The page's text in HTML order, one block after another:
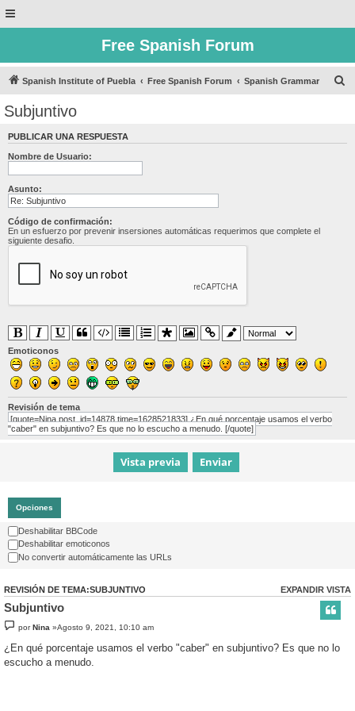
Free Spanish Forum
Spanish Institute of Puebla Free Spanish Forum Spanish Grammar
Subjuntivo
PUBLICAR UNA RESPUESTA
Nombre de Usuario:
Asunto:
Código de confirmación:
En un esfuerzo por prevenir insersiones automáticas requerimos que complete el
siguiente desafio.
Emoticonos
Revisión de tema
[quote=Nina post_id=14878 time=1628521833] ¿En qué porcentaje usamos el verbo
"caber" en subjuntivo? Es que no lo escucho a menudo. [/quote]
Opciones
Deshabilitar BBCode
Deshabilitar emoticonos
No convertir automáticamente las URLs
EXPANDIR VISTA
REVISIÓN DE TEMA:SUBJUNTIVO
Subjuntivo
porNina »Agosto 9, 2021, 10:10 am
¿En qué porcentaje usamos el verbo "caber" en subjuntivo? Es que no lo
escucho a menudo.